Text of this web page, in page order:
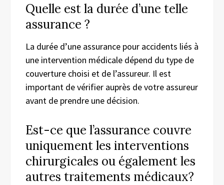
Quelle est la durée d’une telle
assurance ?
La durée d’une assurance pour accidents liés à
une intervention médicale dépend du type de
couverture choisi et de l’assureur. Il est
important de vérifier auprès de votre assureur
avant de prendre une décision.
Est-ce que l’assurance couvre
uniquement les interventions
chirurgicales ou également les
autres traitements médicaux?